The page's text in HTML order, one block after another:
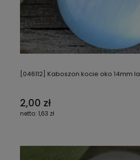
[046112] Kaboszon kocie oko 14mm
2,00 zł
1,63 zł